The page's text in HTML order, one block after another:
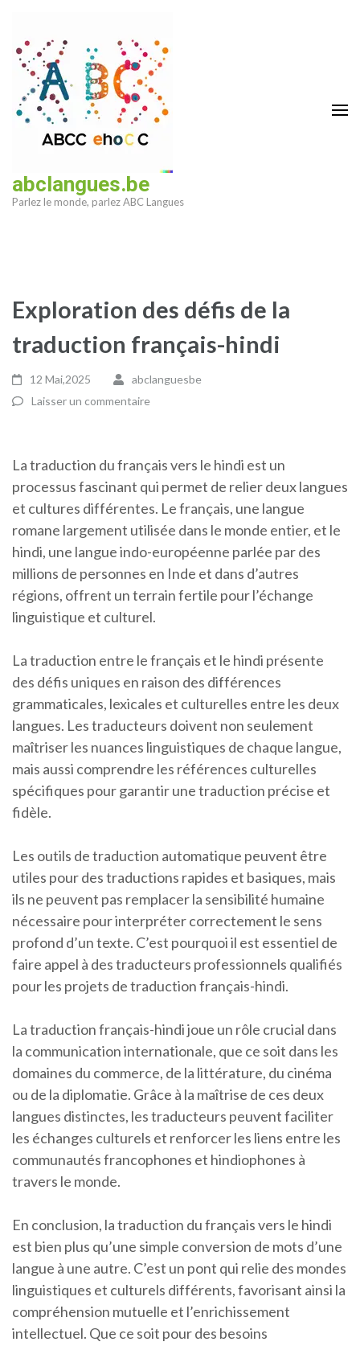
contenu
(Pressez
Entrée)
abclangues.be
Parlez le monde, parlez ABC Langues
Exploration des défis de la
traduction français-hindi
12 Mai,2025
abclanguesbe
Laisser un commentaire
La traduction du français vers le hindi est un
processus fascinant qui permet de relier deux langues
et cultures différentes. Le français, une langue
romane largement utilisée dans le monde entier, et le
hindi, une langue indo-européenne parlée par des
millions de personnes en Inde et dans d’autres
régions, offrent un terrain fertile pour l’échange
linguistique et culturel.
La traduction entre le français et le hindi présente
des défis uniques en raison des différences
grammaticales, lexicales et culturelles entre les deux
langues. Les traducteurs doivent non seulement
maîtriser les nuances linguistiques de chaque langue,
mais aussi comprendre les références culturelles
spécifiques pour garantir une traduction précise et
fidèle.
Les outils de traduction automatique peuvent être
utiles pour des traductions rapides et basiques, mais
ils ne peuvent pas remplacer la sensibilité humaine
nécessaire pour interpréter correctement le sens
profond d’un texte. C’est pourquoi il est essentiel de
faire appel à des traducteurs professionnels qualifiés
pour les projets de traduction français-hindi.
La traduction français-hindi joue un rôle crucial dans
la communication internationale, que ce soit dans les
domaines du commerce, de la littérature, du cinéma
ou de la diplomatie. Grâce à la maîtrise de ces deux
langues distinctes, les traducteurs peuvent faciliter
les échanges culturels et renforcer les liens entre les
communautés francophones et hindiophones à
travers le monde.
En conclusion, la traduction du français vers le hindi
est bien plus qu’une simple conversion de mots d’une
langue à une autre. C’est un pont qui relie des mondes
linguistiques et culturels différents, favorisant ainsi la
compréhension mutuelle et l’enrichissement
intellectuel. Que ce soit pour des besoins